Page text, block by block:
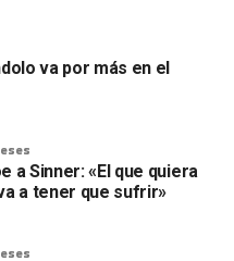
va por más en el
a Sinner: «El que quiera
a tener que sufrir»